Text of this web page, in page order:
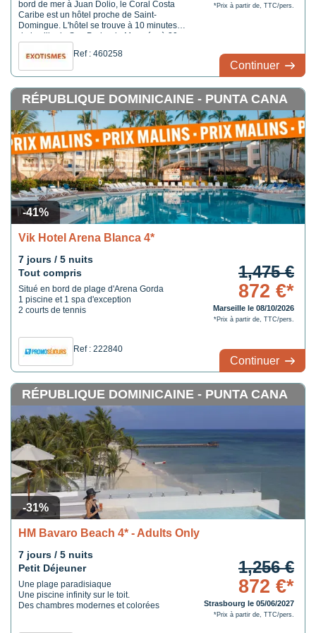
bord de mer à Juan Dolio, le Coral Costa
Caribe est un hôtel proche de Saint-
Domingue. L'hôtel se trouve à 10 minutes
de la ville de San Pedro de Macorís , à 30
minutes de l'aéroport de La Romana et à 90
minutes de l'aéroport de Punta Cana .
HOTEL EN ...
Ref : 460258
*Prix à partir de, TTC/pers.
Continuer
-41%
RÉPUBLIQUE DOMINICAINE - PUNTA CANA
Vik Hotel Arena Blanca 4*
7 jours / 5 nuits
Tout compris
Situé en bord de plage d'Arena Gorda
1 piscine et 1 spa d'exception
2 courts de tennis
Ref : 222840
1,475 €
872 €*
Marseille le 08/10/2026
*Prix à partir de, TTC/pers.
Continuer
-31%
RÉPUBLIQUE DOMINICAINE - PUNTA CANA
HM Bavaro Beach 4* - Adults Only
7 jours / 5 nuits
Petit Déjeuner
Une plage paradisiaque
Une piscine infinity sur le toit.
Des chambres modernes et colorées
1,256 €
872 €*
Strasbourg le 05/06/2027
*Prix à partir de, TTC/pers.